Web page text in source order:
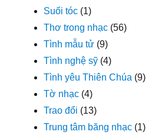
Suối tóc (1)
Thơ trong nhạc (56)
Tình mẫu tử (9)
Tình nghệ sỹ (4)
Tình yêu Thiên Chúa (9)
Tờ nhạc (4)
Trao đổi (13)
Trung tâm băng nhạc (1)